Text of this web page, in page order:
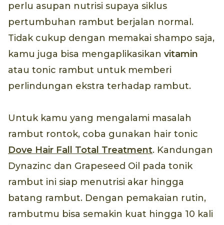
perlu asupan nutrisi supaya siklus
pertumbuhan rambut berjalan normal.
Tidak cukup dengan memakai shampo saja,
kamu juga bisa mengaplikasikan vitamin
atau tonic rambut untuk memberi
perlindungan ekstra terhadap rambut.
Untuk kamu yang mengalami masalah
rambut rontok, coba gunakan hair tonic
Dove Hair Fall Total Treatment. Kandungan
Dynazinc dan Grapeseed Oil pada tonik
rambut ini siap menutrisi akar hingga
batang rambut. Dengan pemakaian rutin,
rambutmu bisa semakin kuat hingga 10 kali